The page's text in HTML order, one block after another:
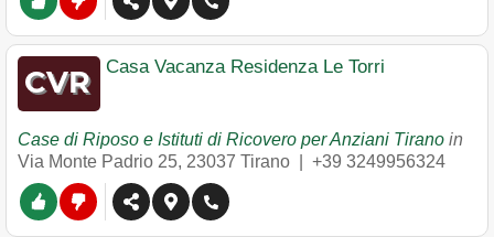
Casa Vacanza Residenza Le Torri
Case di Riposo e Istituti di Ricovero per Anziani Tirano in
Via Monte Padrio 25, 23037 Tirano +39 3249956324